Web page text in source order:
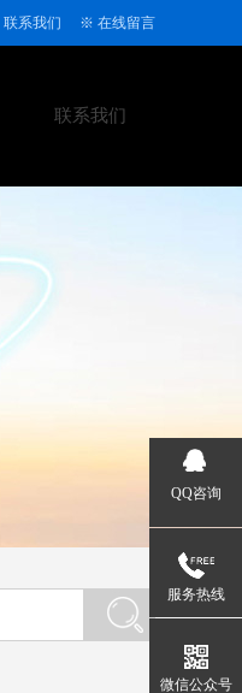
联系我们 ※ 在线留言
联系我们
QQ咨询
服务热线
微信公众号